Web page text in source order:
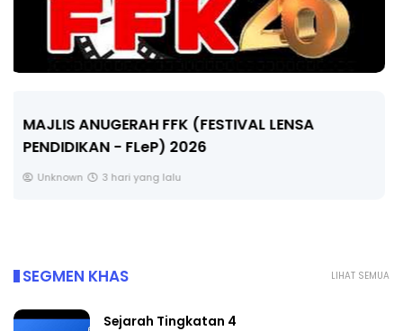
🔴 [LIVE] MATEMATIK SR, WANG TAHUN 6 OLEH
CIKGU ANITA #ALLINONE #141 #...
LIHAT SEMUA
SEGMEN KHAS
Sejarah Tingkatan 4